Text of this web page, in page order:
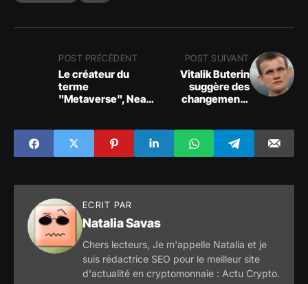
POST PRÉCÉDENT
Le créateur du
terme
"Metaverse", Neal
l'adoption massive
des mondes
virtuels
POST SUIVANT
Vitalik Buterin
suggère des
changements
pour son
développement
massif !
ECRIT PAR
Natalia Savas
Chers lecteurs, Je m'appelle Natalia et je
suis rédactrice SEO pour le meilleur site
d'actualité en cryptomonnaie : Actu Crypto.